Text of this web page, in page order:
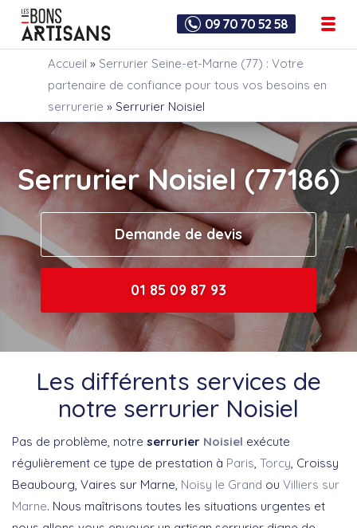
09 70 70 52 58
Accueil » Serrurier Seine-et-Marne (77) : Votre
partenaire de confiance pour tous vos besoins en
serrurerie » Serrurier Noisiel
Serrurier Noisiel (77186)
Demande de devis
01 85 09 87 93
Les différents services de
notre serrurier Noisiel
Pas de problème, notre serrurier Noisiel exécute
régulièrement ce type de prestation à Paris Torcy , Croissy
Beaubourg, Vaires sur Marne, Noisy le Grand ou Villiers sur
Marne. Nous maîtrisons toutes les situations urgentes et